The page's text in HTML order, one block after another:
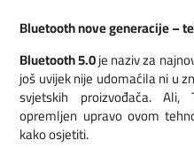
Bluetooth nove generacije –
Bluetooth 5.0je naziv za
još uvijek nije udomaćila ni u
svjetskih proizvođača.
opremljen upravo ovom
kako osjetiti.